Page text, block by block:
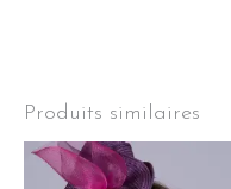
Produits similaires